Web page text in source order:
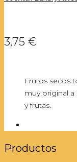
3,75 €
Frutos secos
muy original a
y frutas.
Productos